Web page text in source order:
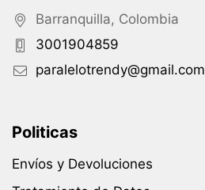
Barranquilla, Colombia
3001904859
paralelotrendy@gmail.com
Politicas
Envíos y Devoluciones